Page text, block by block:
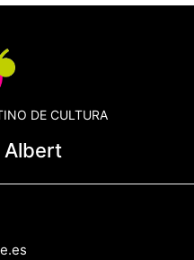
DE CULTURA
Albert